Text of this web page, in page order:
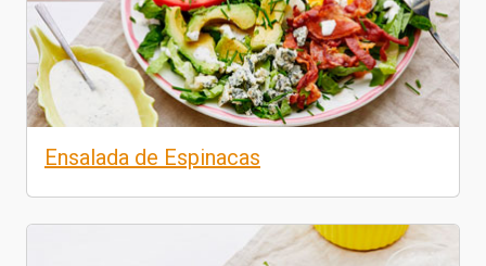
Ensalada de Espinacas